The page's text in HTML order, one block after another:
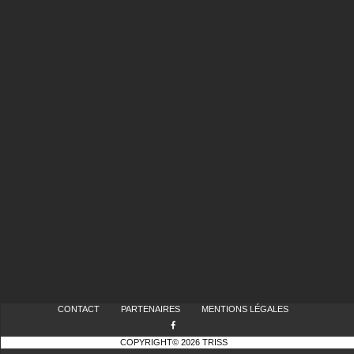
CONTACT PARTENAIRES MENTIONS LÉGALES
COPYRIGHT© 2026 TRISS